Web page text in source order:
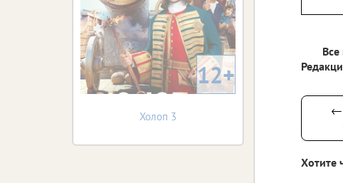
←
Хотите
12+
Холоп 3